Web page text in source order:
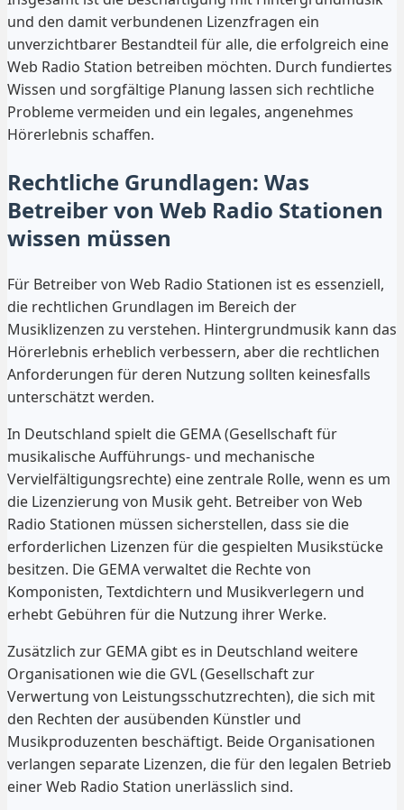
und den damit verbundenen Lizenzfragen ein
unverzichtbarer Bestandteil für alle, die erfolgreich eine
Web Radio Station betreiben möchten. Durch fundiertes
Wissen und sorgfältige Planung lassen sich rechtliche
Probleme vermeiden und ein legales, angenehmes
Hörerlebnis schaffen.
Rechtliche Grundlagen: Was
Betreiber von Web Radio Stationen
wissen müssen
Für Betreiber von Web Radio Stationen ist es essenziell,
die rechtlichen Grundlagen im Bereich der
Musiklizenzen zu verstehen. Hintergrundmusik kann das
Hörerlebnis erheblich verbessern, aber die rechtlichen
Anforderungen für deren Nutzung sollten keinesfalls
unterschätzt werden.
In Deutschland spielt die GEMA (Gesellschaft für
musikalische Aufführungs- und mechanische
Vervielfältigungsrechte) eine zentrale Rolle, wenn es um
die Lizenzierung von Musik geht. Betreiber von Web
Radio Stationen müssen sicherstellen, dass sie die
erforderlichen Lizenzen für die gespielten Musikstücke
besitzen. Die GEMA verwaltet die Rechte von
Komponisten, Textdichtern und Musikverlegern und
erhebt Gebühren für die Nutzung ihrer Werke.
Zusätzlich zur GEMA gibt es in Deutschland weitere
Organisationen wie die GVL (Gesellschaft zur
Verwertung von Leistungsschutzrechten), die sich mit
den Rechten der ausübenden Künstler und
Musikproduzenten beschäftigt. Beide Organisationen
verlangen separate Lizenzen, die für den legalen Betrieb
einer Web Radio Station unerlässlich sind.